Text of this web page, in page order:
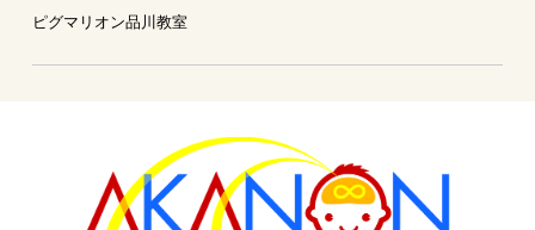
ピグマリオン品川教室